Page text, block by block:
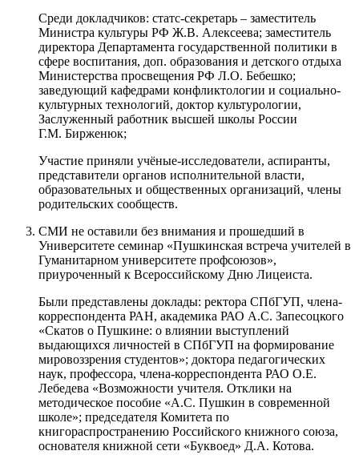
Среди докладчиков: статс-секретарь – заместитель
Министра культуры РФ Ж.В. Алексеева; заместитель
директора Департамента государственной политики в
сфере воспитания, доп. образования и детского отдыха
Министерства просвещения РФ Л.О. Бебешко;
заведующий кафедрами конфликтологии и социально-
культурных технологий, доктор культурологии,
Заслуженный работник высшей школы России
Г.М. Бирженюк;
Участие приняли учёные-исследователи, аспиранты,
представители органов исполнительной власти,
образовательных и общественных организаций, члены
родительских сообществ.
СМИ не оставили без внимания и прошедший в
Университете семинар «Пушкинская встреча учителей в
Гуманитарном университете профсоюзов»,
приуроченный к Всероссийскому Дню Лицеиста.
Были представлены доклады: ректора СПбГУП, члена-
корреспондента РАН, академика РАО А.С. Запесоцкого
«Скатов о Пушкине: о влиянии выступлений
выдающихся личностей в СПбГУП на формирование
мировоззрения студентов»; доктора педагогических
наук, профессора, члена-корреспондента РАО О.Е.
Лебедева «Возможности учителя. Отклики на
методическое пособие «А.С. Пушкин в современной
школе»; председателя Комитета по
книгораспространению Российского книжного союза,
основателя книжной сети «Буквоед» Д.А. Котова.